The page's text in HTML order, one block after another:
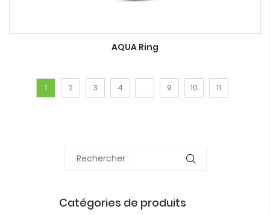
AQUA Ring
1 2 3 4 … 9 10 11
Catégories de produits